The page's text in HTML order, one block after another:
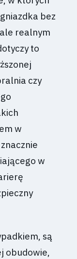
bez
realnym
to
czy
w
w
są
obudowie,